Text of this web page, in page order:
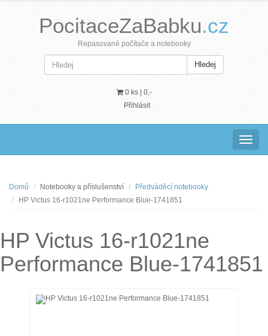
PocitaceZaBabku.cz
Repasované počítače a notebooky
Hledej
0 ks | 0,-
Přihlásit
Domů Notebooky a příslušenství
Předváděcí notebooky
HP Victus 16-r1021ne Performance Blue-1741851
HP Victus 16-r1021ne
Performance Blue-1741851